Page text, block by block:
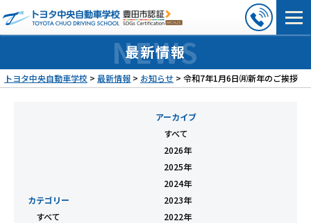
最新情報
トヨタ中央自動車学校 > 最新情報 > お知らせ > 令和7年1月6日㈪新年のご挨拶
カテゴリー
すべて
アーカイブ
すべて
2026年
2025年
2024年
2023年
2022年